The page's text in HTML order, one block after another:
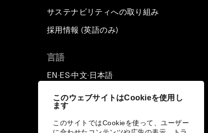
このウェブサイトはCookieを使用し
ます
このサイトではCookieを使って、ユーザー
サステナビリティへの取り組み
採用情報 (英語のみ)
言語
EN ▪ ES▪中文▪ 日本語